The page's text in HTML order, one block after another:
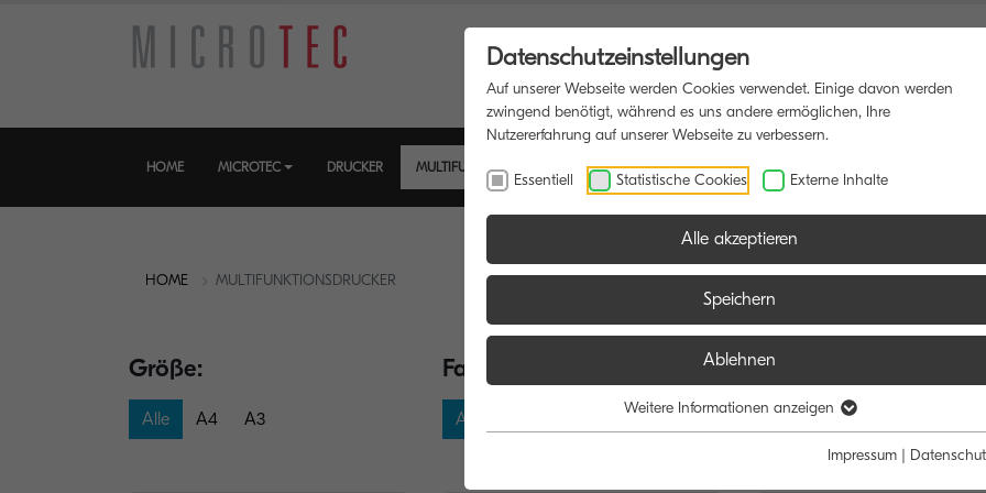
HOME MICROTEC DRUCKER MULTIFUNKTIONSDRUCKER SOFTWARE BLOG
HOME MULTIFUNKTIONSDRUCKER
Größe:
Alle A4 A3
Farbe:
Alle Farbe
Funktion:
Alle Scan
Datenschutzeinstellungen
Auf unserer Webseite werden Cookies verwendet. Einige davon werden
zwingend benötigt, während es uns andere ermöglichen, Ihre
Nutzererfahrung auf unserer Webseite zu verbessern.
Essentiell Statistische Cookies Externe Inhalte
Alle akzeptieren
Speichern
Ablehnen
Weitere Informationen anzeigen
Impressum |